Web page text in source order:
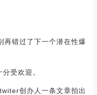
错过了下一个潜在性爆
受欢迎。
创办人一条文章拍出